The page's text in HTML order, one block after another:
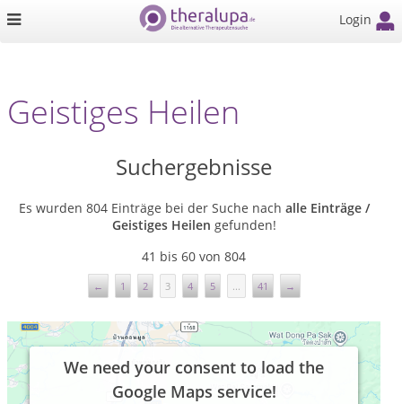
Login
Geistiges Heilen
Suchergebnisse
Es wurden 804 Einträge bei der Suche nach alle Einträge /
Geistiges Heilen gefunden!
41 bis 60 von 804
← 1 2 3 4 5 ... 41 →
We need your consent to load the
Google Maps service!